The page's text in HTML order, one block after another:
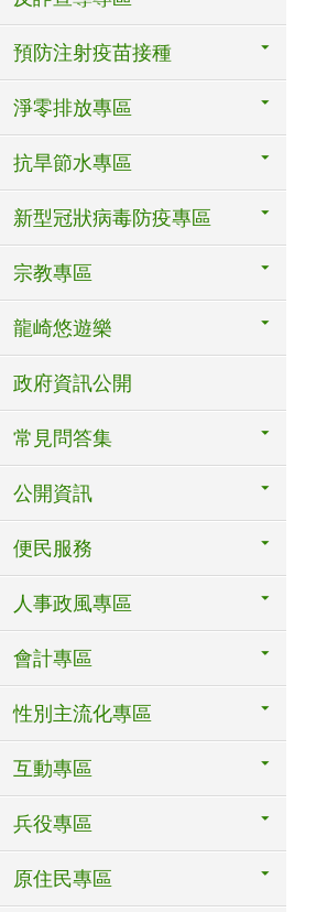
預防注射疫苗接種
淨零排放專區
抗旱節水專區
新型冠狀病毒防疫專區
宗教專區
龍崎悠遊樂
政府資訊公開
常見問答集
公開資訊
便民服務
人事政風專區
會計專區
性別主流化專區
互動專區
兵役專區
原住民專區